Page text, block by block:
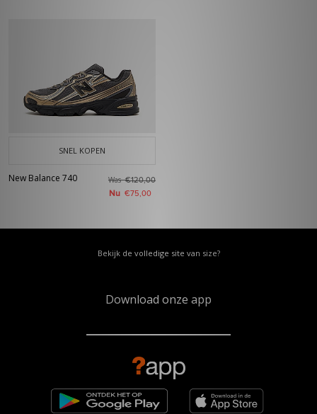
SNEL KOPEN
New Balance 740 Was€120,00
Nu €75,00
Bekijk de volledige site van size?
Download onze app